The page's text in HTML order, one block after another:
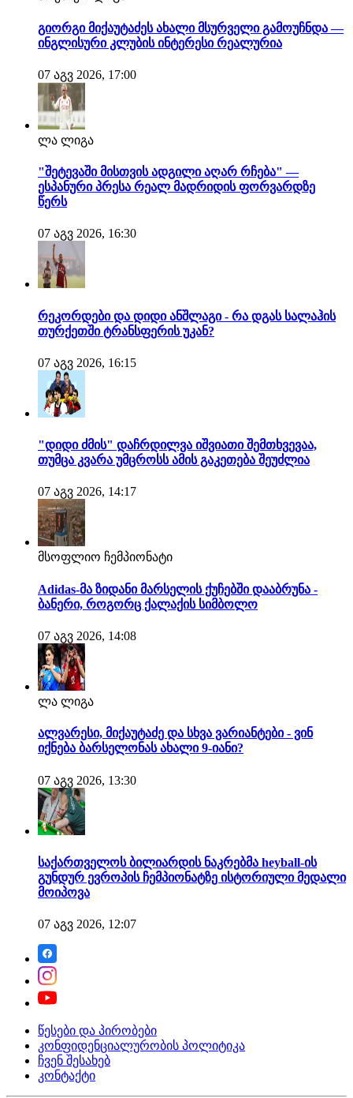
გიორგი მიქაუტაძეს ახალი მსურველი გამოუჩნდა —
ინგლისური კლუბის ინტერესი რეალურია
07 აგვ 2026, 17:00
ლა ლიგა
"შეტევაში მისთვის ადგილი აღარ რჩება" —
ესპანური პრესა რეალ მადრიდის ფორვარდზე
წერს
07 აგვ 2026, 16:30
რეკორდები და დიდი ანშლაგი - რა დგას სალაჰის
თურქეთში ტრანსფერის უკან?
07 აგვ 2026, 16:15
"დიდი ძმის" დაჩრდილვა იშვიათი შემთხვევაა,
თუმცა კვარა უმცროსს ამის გაკეთება შეუძლია
07 აგვ 2026, 14:17
მსოფლიო ჩემპიონატი
Adidas-მა ზიდანი მარსელის ქუჩებში დააბრუნა -
ბანერი, როგორც ქალაქის სიმბოლო
07 აგვ 2026, 14:08
ლა ლიგა
ალვარესი, მიქაუტაძე და სხვა ვარიანტები - ვინ
იქნება ბარსელონას ახალი 9-იანი?
07 აგვ 2026, 13:30
საქართველოს ბილიარდის ნაკრებმა heyball-ის
გუნდურ ევროპის ჩემპიონატზე ისტორიული მედალი
მოიპოვა
07 აგვ 2026, 12:07
წესები და პირობები
კონფიდენციალურობის პოლიტიკა
ჩვენ შესახებ
კონტაქტი